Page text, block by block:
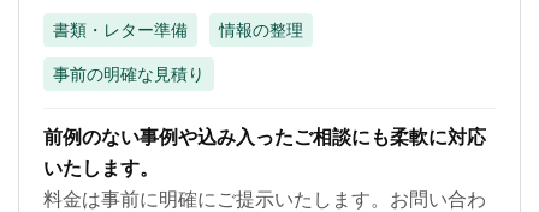
書類・レター準備 情報の整理
事前の明確な見積り
前例のない事例や込み入ったご相談にも柔軟に対応
いたします。
料金は事前に明確にご提示いたします。お問い合わ